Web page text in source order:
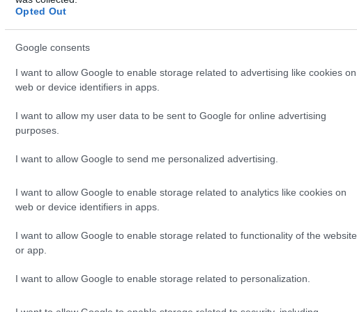
Opted Out
Google consents
I want to allow Google to enable storage related to advertising like cookies on
web or device identifiers in apps.
I want to allow my user data to be sent to Google for online advertising
purposes.
I want to allow Google to send me personalized advertising.
I want to allow Google to enable storage related to analytics like cookies on
web or device identifiers in apps.
I want to allow Google to enable storage related to functionality of the website
or app.
I want to allow Google to enable storage related to personalization.